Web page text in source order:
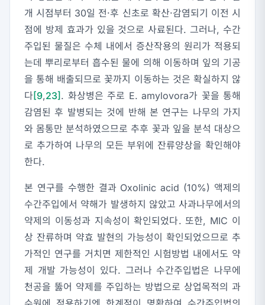
개 시점부터 30일 전·후 신초로 확산·감염되기 이전 시
점에 방제 효과가 있을 것으로 사료된다. 그러나, 수간
주입된 물질은 수체 내에서 증산작용의 원리가 적용되
는데 뿌리로부터 흡수된 물에 의해 이동하며 잎의 기공
을 통해 배출되므로 꽃까지 이동하는 것은 확실하지 않
다[9,23]. 화상병은 주로 E. amylovora가 꽃을 통해
감염된 후 발병되는 것에 반해 본 연구는 나무의 가지
와 몸통만 분석하였으므로 추후 꽃과 잎을 분석 대상으
로 추가하여 나무의 모든 부위에 잔류양상을 확인해야
한다.
본 연구를 수행한 결과 Oxolinic acid (10%) 액제의
수간주입에서 약해가 발생하지 않았고 사과나무에서의
약제의 이동성과 지속성이 확인되었다. 또한, MIC 이
상 잔류하며 약효 발현의 가능성이 확인되었으므로 추
가적인 연구를 거치면 제한적인 시험방법 내에서도 약
제 개발 가능성이 있다. 그러나 수간주입법은 나무에
천공을 뚫어 약제를 주입하는 방법으로 상업목적의 과